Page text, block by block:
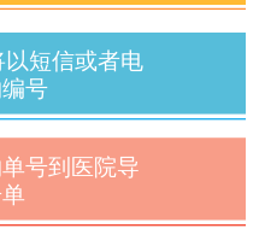
短信或者电
号
号到医院导